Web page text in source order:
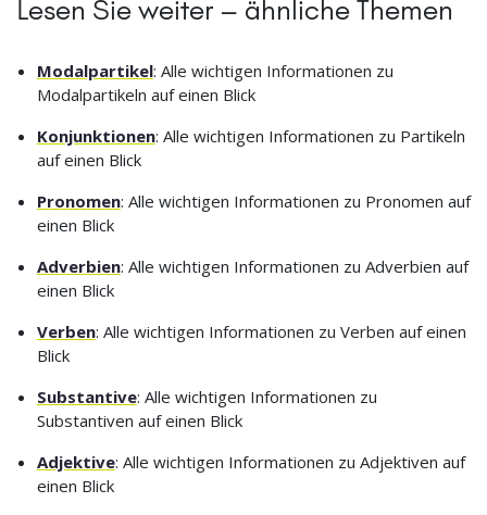
Lesen Sie weiter – ähnliche Themen
Modalpartikel: Alle wichtigen Informationen zu
Modalpartikeln auf einen Blick
Konjunktionen: Alle wichtigen Informationen zu Partikeln
auf einen Blick
Pronomen: Alle wichtigen Informationen zu Pronomen auf
einen Blick
Adverbien: Alle wichtigen Informationen zu Adverbien auf
einen Blick
Verben: Alle wichtigen Informationen zu Verben auf einen
Blick
Substantive: Alle wichtigen Informationen zu
Substantiven auf einen Blick
Adjektive: Alle wichtigen Informationen zu Adjektiven auf
einen Blick